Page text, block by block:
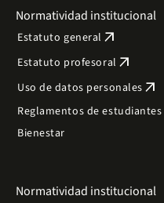
Normatividad institucional
Estatuto general arrow_outward
Estatuto profesoral arrow_outward
Uso de datos personales arrow_outward
Reglamentos de estudiantes
Bienestar
Normatividad institucional